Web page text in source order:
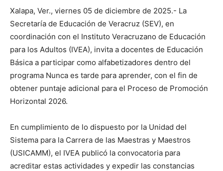
Xalapa, Ver., viernes 05 de diciembre de 2025.- La
Secretaría de Educación de Veracruz (SEV), en
coordinación con el Instituto Veracruzano de Educación
para los Adultos (IVEA), invita a docentes de Educación
Básica a participar como alfabetizadores dentro del
programa Nunca es tarde para aprender, con el fin de
obtener puntaje adicional para el Proceso de Promoción
Horizontal 2026.
En cumplimiento de lo dispuesto por la Unidad del
Sistema para la Carrera de las Maestras y Maestros
(USICAMM), el IVEA publicó la convocatoria para
acreditar estas actividades y expedir las constancias